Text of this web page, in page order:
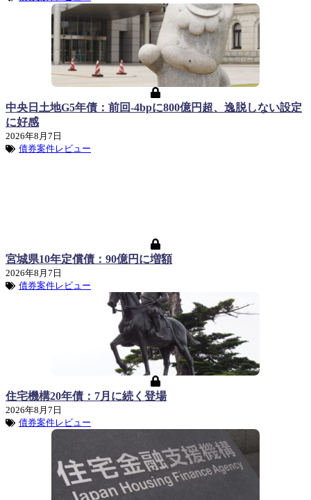
中央日土地G5年債：前回-4bpに800億円超、逸脱しない設定
に好感
2026年8月7日
債券案件レビュー
宮城県10年定償債：90億円に増額
2026年8月7日
債券案件レビュー
住宅機構20年債：7月に続く登場
2026年8月7日
債券案件レビュー